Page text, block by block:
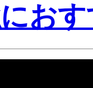
お